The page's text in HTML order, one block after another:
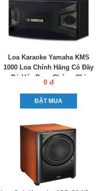
Loa Karaoke Yamaha KMS
1000 Loa Chính Hãng Có Đầy
Đủ Hóa Đơn, Chứng Chỉ
0 đ
ĐẶT MUA